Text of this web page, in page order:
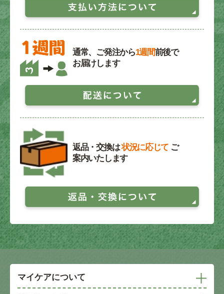
通常、ご発注から1週間前後で
お届けします
返品・交換は状況に応じて ご
案内いたします
マイケアについて